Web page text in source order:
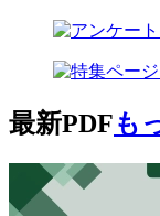
最新PDFも